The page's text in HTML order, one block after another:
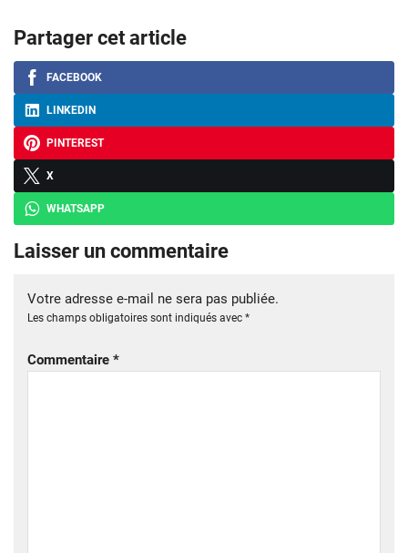
Partager cet article
FACEBOOK
LINKEDIN
PINTEREST
X
WHATSAPP
Laisser un commentaire
Votre adresse e-mail ne sera pas publiée.
Les champs obligatoires sont indiqués avec *
Commentaire *